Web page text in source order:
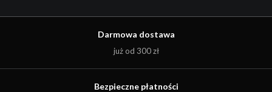
Darmowa dostawa
już od 300 zł
Bezpieczne płatności